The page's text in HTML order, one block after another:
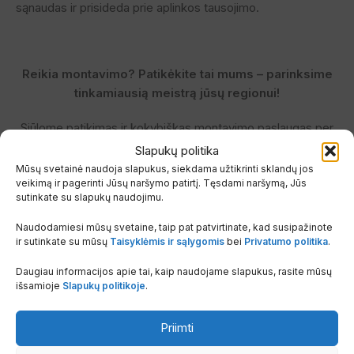
Slapukų politika
Mūsų svetainė naudoja slapukus, siekdama užtikrinti sklandų jos
veikimą ir pagerinti Jūsų naršymo patirtį. Tęsdami naršymą, Jūs
sutinkate su slapukų naudojimu.
Naudodamiesi mūsų svetaine, taip pat patvirtinate, kad susipažinote
ir sutinkate su mūsų Taisyklėmis ir sąlygomis bei Privatumo politika.
Daugiau informacijos apie tai, kaip naudojame slapukus, rasite mūsų
išsamioje Slapukų politikoje.
Priimti
sąnaudas ir prisideda prie aplinkos tausojimo.
Reikia montavimo? Patikėkite tai mums – parinksime
tinkamiausią meistrą jūsų regionui!
Siūlome patikimas ir kokybiškas montavimo paslaugas per
gamintojų autorizuotus partnerius
visoje Lietuvoje.
Montavimo darbų kaina – nuo 300 € + PVM (be montavimo
medžiagų).
Galutinė kaina priklauso nuo darbo sudėtingumo ir atstumo tarp
vidinio ir išorinio įrenginio blokų.
Užsakymo metu tiesiog pažymėkite, kad pageidaujate
montavimo –mes atsakingai parinksime tinkamą meistrą
pagal jūsų lokaciją ir užimtumą, bei pasirūpinsime, kad su
jumis būtų susisiekta artimiausiu metu.